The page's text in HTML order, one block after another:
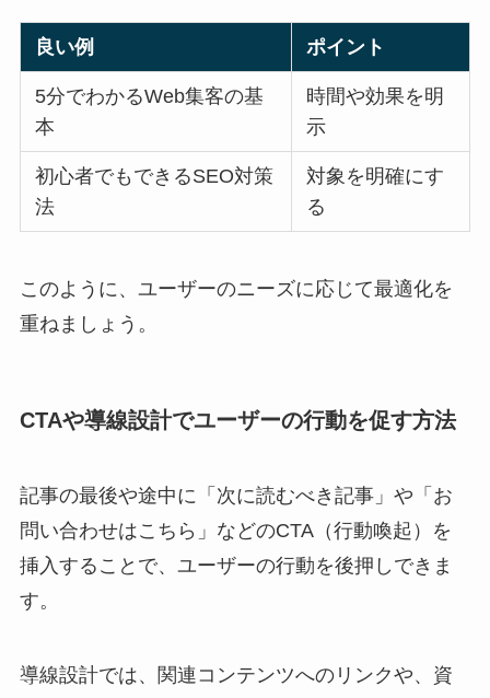
良い例 ポイント
5分でわかるWeb集客の基
本
時間や効果を明
示
初心者でもできるSEO対策
法
対象を明確にす
る
このように、ユーザーのニーズに応じて最適化を
重ねましょう。
CTAや導線設計でユーザーの行動を促す方法
記事の最後や途中に「次に読むべき記事」や「お
問い合わせはこちら」などのCTA（行動喚起）を
挿入することで、ユーザーの行動を後押しできま
す。
導線設計では、関連コンテンツへのリンクや、資